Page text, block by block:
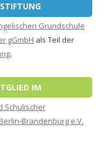
Grundschule
gGmbH als Teil der
.
IM
Schulischer
Brandenburg e.V.